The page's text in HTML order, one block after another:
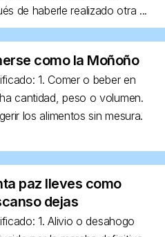
de haberle realizado otra ...
como la Moñoño
1. Comer o beber en
cantidad, peso o volumen.
los alimentos sin mesura.
paz lleves como
dejas
1. Alivio o desahogo